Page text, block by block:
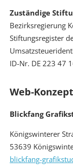
Zuständige
Bezirksregierung
Stiftungsregister
ID-Nr. DE 223 47
Web-
Blickfang
Königswinterer
53639
blickfang-